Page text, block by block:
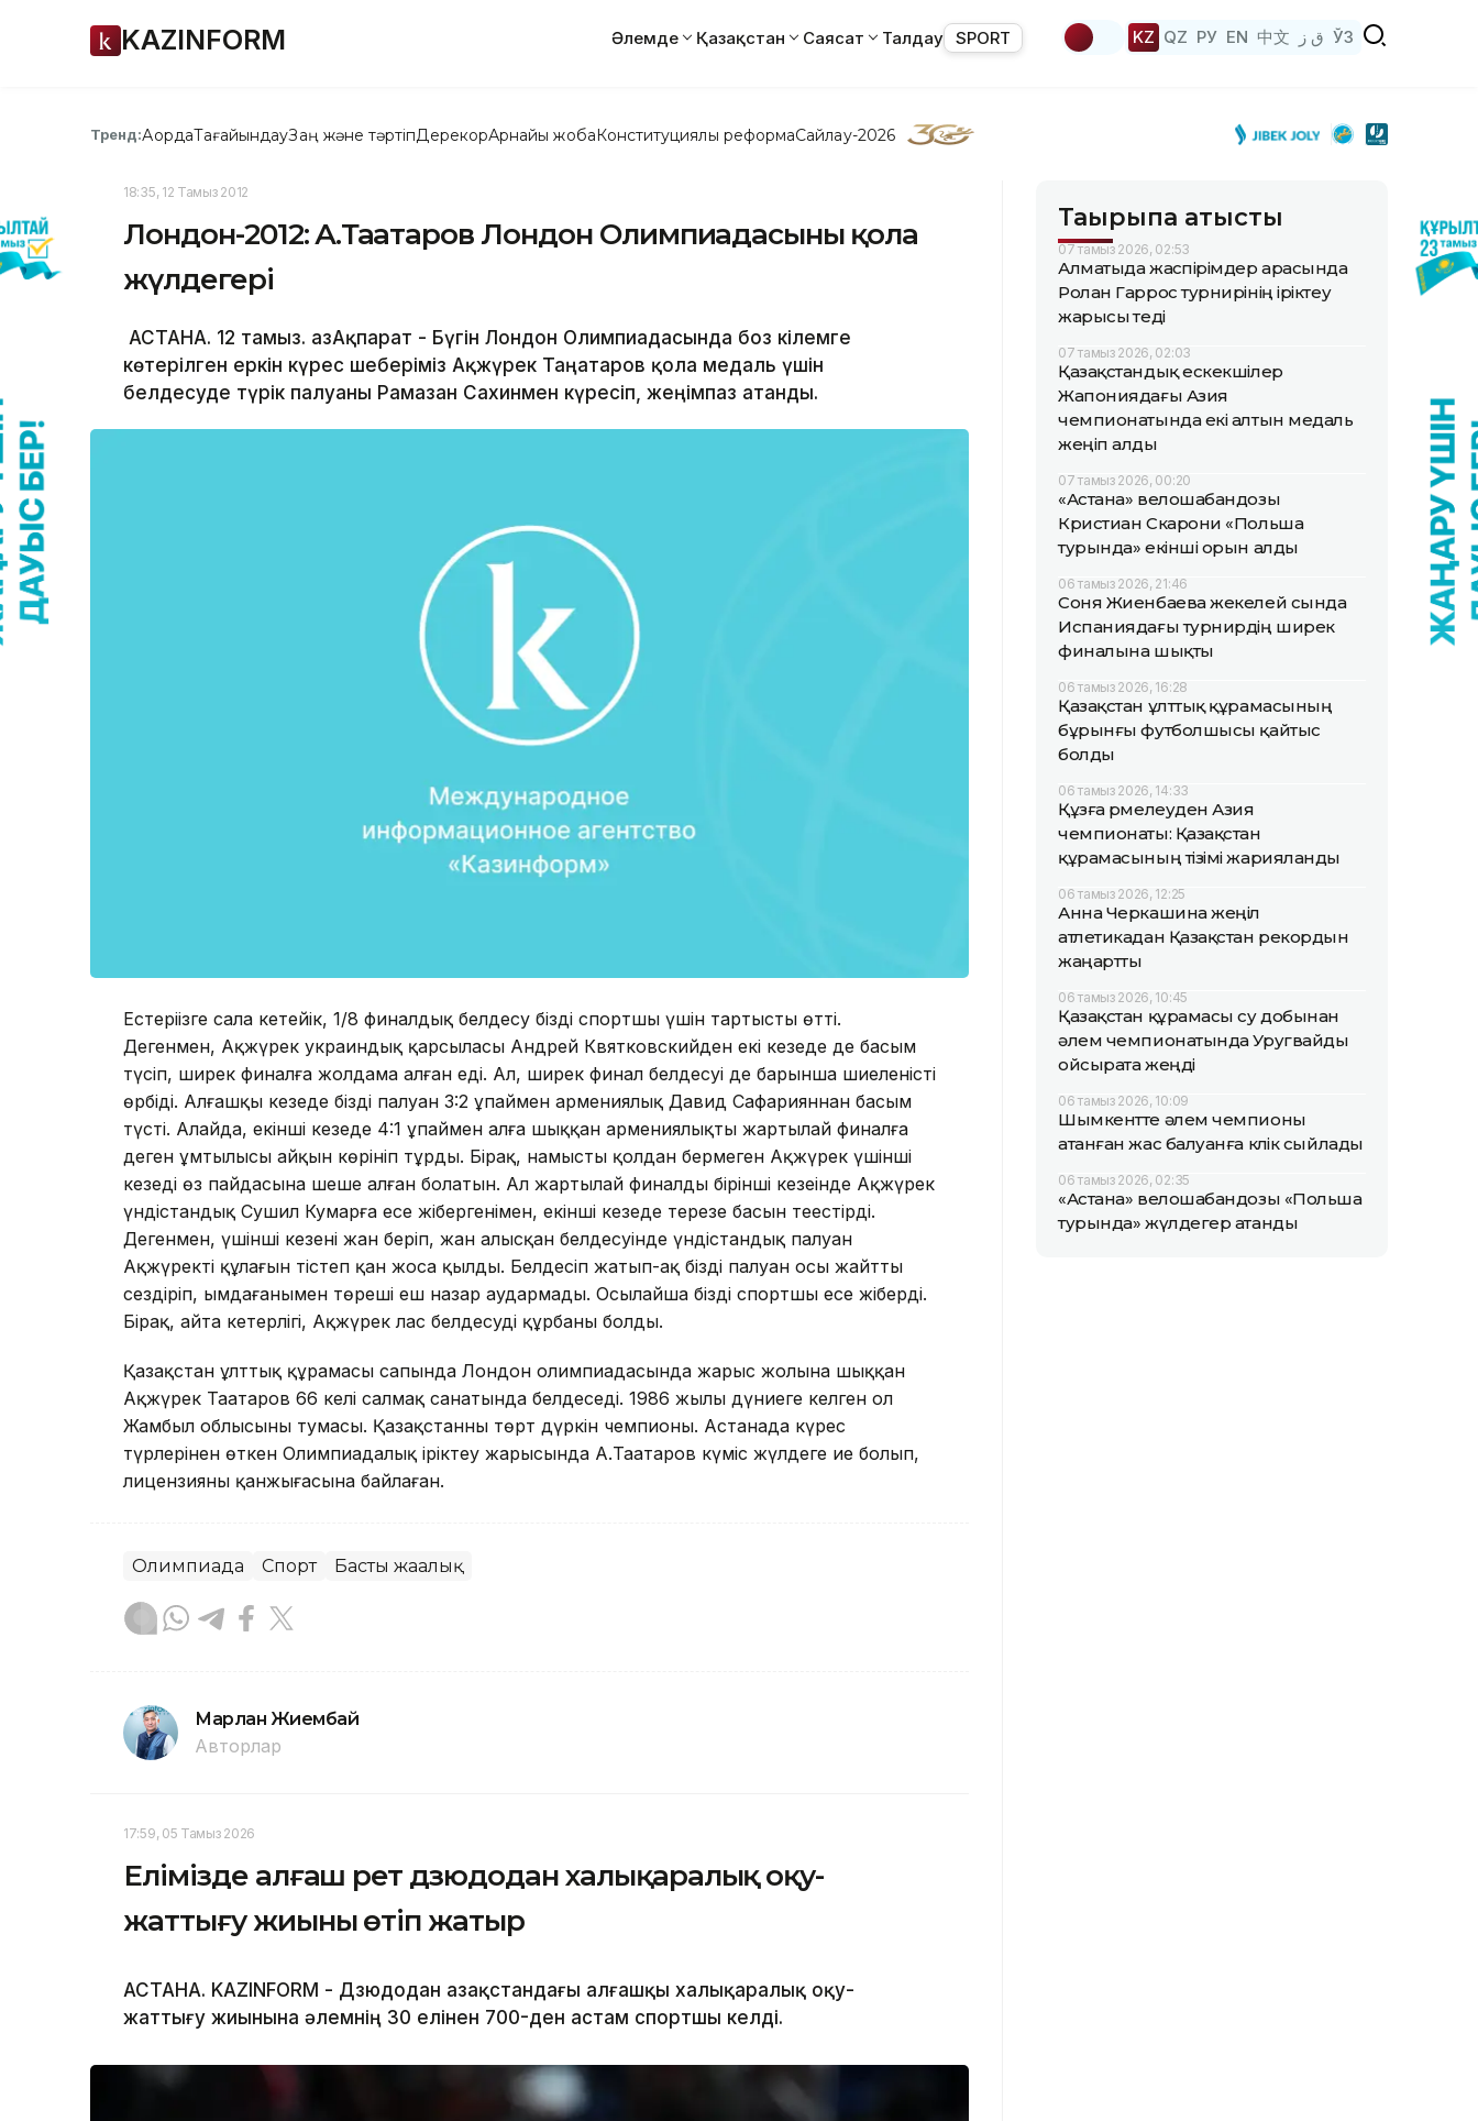
KAZINFORM Әлемде Қазақстан Саясат Талдау SPORT KZ QZ РУ EN 中文 ق ز ЎЗ
Тренд:АқордаТағайындауЗаң және тәртіпДерекқорАрнайы жобаКонституциялық реформаСайлау-2026
18:35, 12 Тамыз 2012
Лондон-2012: А.Таңатаров Лондон Олимпиадасының қола
жүлдегері
АСТАНА. 12 тамыз. ҚазАқпарат - Бүгін Лондон Олимпиадасында боз кілемге
көтерілген еркін күрес шеберіміз Ақжүрек Таңатаров қола медаль үшін
белдесуде түрік палуаны Рамазан Сахинмен күресіп, жеңімпаз атанды.
Естеріңізге сала кетейік, 1/8 финалдық белдесу біздің спортшы үшін тартысты өтті.
Дегенмен, Ақжүрек украиндық қарсыласы Андрей Квятковскийден екі кезеңде де басым
түсіп, ширек финалға жолдама алған еді. Ал, ширек финал белдесуі де барынша шиеленісті
өрбіді. Алғашқы кезеңде біздің палуан 3:2 ұпаймен армениялық Давид Сафарияннан басым
түсті. Алайда, екінші кезеңде 4:1 ұпаймен алға шыққан армениялықтың жартылай финалға
деген ұмтылысы айқын көрініп тұрды. Бірақ, намысты қолдан бермеген Ақжүрек үшінші
кезеңді өз пайдасына шеше алған болатын. Ал жартылай финалдың бірінші кезеңінде Ақжүрек
үндістандық Сушил Кумарға есе жібергенімен, екінші кезеңде терезе басын теңестірді.
Дегенмен, үшінші кезеңнің жан беріп, жан алысқан белдесуінде үндістандық палуан
Ақжүректің құлағын тістеп қан жоса қылды. Белдесіп жатып-ақ біздің палуан осы жайтты
сездіріп, ымдағанымен төреші еш назар аудармады. Осылайша біздің спортшы есе жіберді.
Бірақ, айта кетерлігі, Ақжүрек лас белдесудің құрбаны болды.
Қазақстан ұлттық құрамасы сапында Лондон олимпиадасында жарыс жолына шыққан
Ақжүрек Таңатаров 66 келі салмақ санатында белдеседі. 1986 жылы дүниеге келген ол
Жамбыл облысының тумасы. Қазақстанның төрт дүркін чемпионы. Астанада күрес
түрлерінен өткен Олимпиадалық іріктеу жарысында А.Таңатаров күміс жүлдеге ие болып,
лицензияны қанжығасына байлаған.
Олимпиада Спорт Басты жаңалық
Марлан Жиембай
Авторлар
17:59, 05 Тамыз 2026
Елімізде алғаш рет дзюдодан халықаралық оқу-
жаттығу жиыны өтіп жатыр
АСТАНА. KAZINFORM - Дзюдодан Қазақстандағы алғашқы халықаралық оқу-
жаттығу жиынына әлемнің 30 елінен 700-ден астам спортшы келді.
Тақырыпқа қатысты
07 тамыз 2026, 02:53
Алматыда жаөспірімдер арасында
Ролан Гаррос турнирінің іріктеу
жарысы өтеді
07 тамыз 2026, 02:03
Қазақстандық ескекшілер
Жапониядағы Азия
чемпионатында екі алтын медаль
жеңіп алды
07 тамыз 2026, 00:20
«Астана» велошабандозы
Кристиан Скарони «Польша
турында» екінші орын алды
06 тамыз 2026, 21:46
Соня Жиенбаева жекелей сында
Испаниядағы турнирдің ширек
финалына шықты
06 тамыз 2026, 16:28
Қазақстан ұлттық құрамасының
бұрынғы футболшысы қайтыс
болды
06 тамыз 2026, 14:33
Құзға өрмелеуден Азия
чемпионаты: Қазақстан
құрамасының тізімі жарияланды
06 тамыз 2026, 12:25
Анна Черкашина жеңіл
атлетикадан Қазақстан рекордын
жаңартты
06 тамыз 2026, 10:45
Қазақстан құрамасы су добынан
әлем чемпионатында Уругвайды
ойсырата жеңді
06 тамыз 2026, 10:09
Шымкентте әлем чемпионы
атанған жас балуанға көлік сыйлады
06 тамыз 2026, 02:35
«Астана» велошабандозы «Польша
турында» жүлдегер атанды